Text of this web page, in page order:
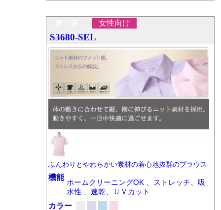
S3680-SEL
女性向け
ふんわりとやわらかい素材の着心地抜群のブラウス
機能
ホームクリーニングOK 、ストレッチ、吸
水性 、速乾、ＵＶカット
カラー